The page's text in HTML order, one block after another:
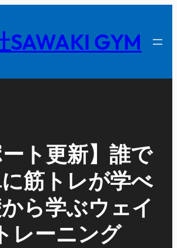
SAWAKI GYM
ート更新】誰で
筋トレが学べ
ら学ぶウェイ
レーニング